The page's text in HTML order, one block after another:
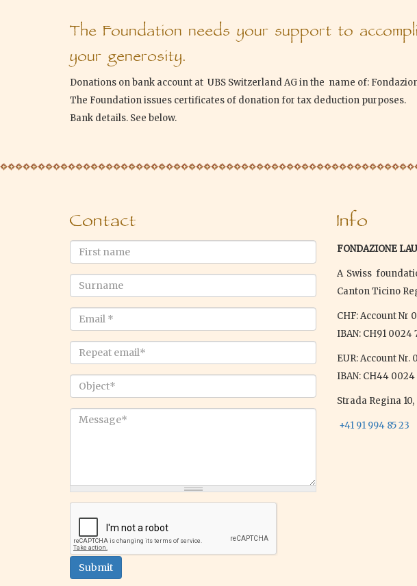
The Foundation needs your support to
your generosity.
Donations on bank account at UBS Switzerland AG in the name of:
The Foundation issues certificates of donation for tax deduction purposes.
Bank details. See below.
Contact
name
email
*
Submit
Info
FONDAZIONE
A Swiss
Canton Ticino
CHF: Account Nr
IBAN: CH91 0024
EUR: Account Nr.
IBAN: CH44 0024
Strada Regina
+41 91 994 85 23